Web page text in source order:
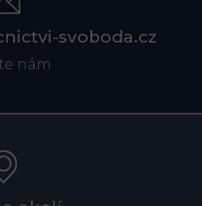
svoboda.cz
nám